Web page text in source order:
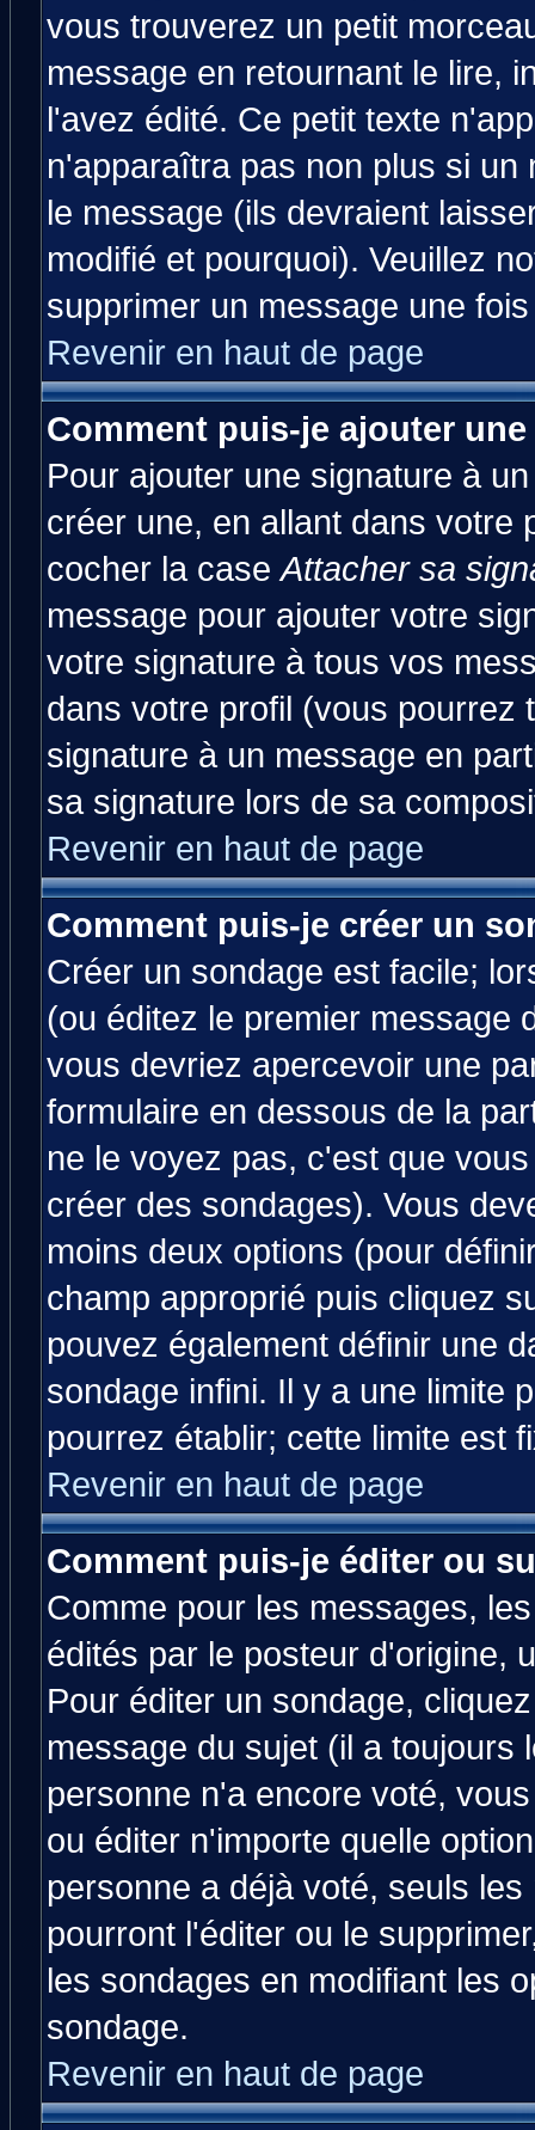
vous trouverez un petit
message en retournant le lire,
l'avez édité. Ce petit texte
n'apparaîtra pas non plus si
le message (ils devraient
modifié et pourquoi). Veuillez
supprimer un message une
Revenir en haut de page
Comment puis-je ajouter
Pour ajouter une signature à
créer une, en allant dans votre
cocher la caseAttacher sa
message pour ajouter votre
votre signature à tous vos
dans votre profil (vous pourrez
signature à un message en
sa signature lors de sa
Revenir en haut de page
Comment puis-je créer un
Créer un sondage est facile;
(ou éditez le premier message
vous devriez apercevoir une
formulaire en dessous de la
ne le voyez pas, c'est que
créer des sondages). Vous
moins deux options (pour
champ approprié puis cliquez
pouvez également définir une
sondage infini. Il y a une limite
pourrez établir; cette limite est
Revenir en haut de page
Comment puis-je éditer ou
Comme pour les messages,
édités par le posteur d'origine,
Pour éditer un sondage,
message du sujet (il a toujours
personne n'a encore voté,
ou éditer n'importe quelle
personne a déjà voté, seuls
pourront l'éditer ou le
les sondages en modifiant les
sondage.
Revenir en haut de page